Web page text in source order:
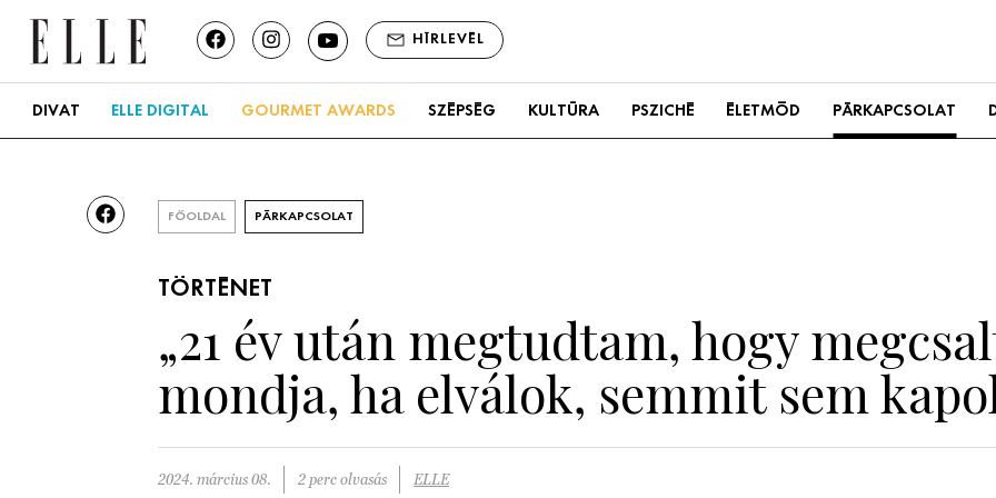
HÍRLEVÉL
DIVAT ELLE DIGITAL GOURMET AWARDS SZÉPSÉG KULTÚRA PSZICHÉ ÉLETMÓD PÁRKAPCSOLAT
FŐOLDAL PÁRKAPCSOLAT
TÖRTÉNET
„21 év után megtudtam, hogy
mondja, ha elválok, semmit sem
2024. március 08. 2 perc olvasás ELLE